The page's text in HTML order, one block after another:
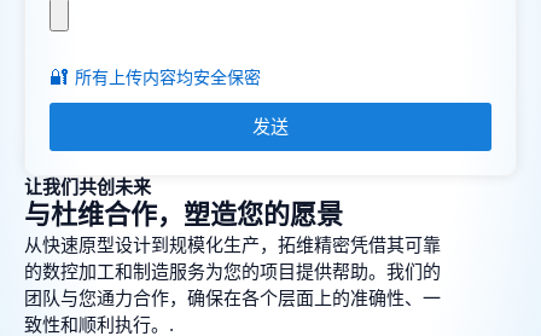
让我们共创未来
与杜维合作，塑造您的愿景
从快速原型设计到规模化生产，拓维精密凭借其可靠
的数控加工和制造服务为您的项目提供帮助。我们的
团队与您通力合作，确保在各个层面上的准确性、一
致性和顺利执行。.
🔐 所有上传内容均安全保密
发送